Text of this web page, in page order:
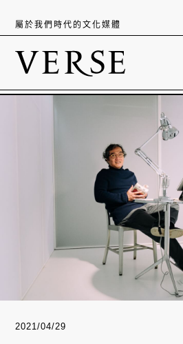
屬於我們時代的文化媒體
2021/04/29